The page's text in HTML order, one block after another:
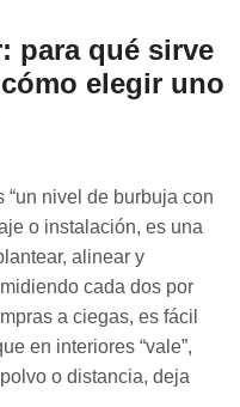
para qué sirve
elegir uno
nivel de burbuja con
o instalación, es una
alinear y
cada dos por
a ciegas, es fácil
en interiores “vale”,
o distancia, deja